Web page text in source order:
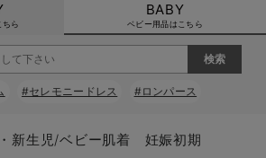
ー・新生児） ベビーチェア（ハイローチェア）・ベビーラック
やりグッズ
ス
戻る
送料無料アイテム全て
ワンピース
戻る
ブラキャミ おまとめ
戻る
【37周年祭セール】
【37周年祭セール】
戻る
気温差別オススメア
【15℃】3月下旬～
戻る
動きやすく着回しで
戻る
強撚スムース(コスパ
戻る
マタニティウェア
【おまとめ割】パジ
戻る
こだわりの履き心地
カジュアル
戻る
ジャケット派
戻る
出産準備応援割全て
マタニティパジャマ
戻る
【オフィスカジュア
戻る
レギンスタイプ
戻る
【フォーマル】ワン
戻る
【ベビー】長袖
戻る
ハンカチ
戻る
快適ウェア10%OFF
戻る
春のマタニティワン
セットアップ・ レイ
戻る
Gift Selection 出産
〜3,000円（税込）
戻る
冬の冷え対策インナ
薄くてあったか
戻る
入院準備の持ち物チ
入院してすぐ使うグ
戻る
冬のあったか特集全て
【冬のあったか特集
ら
BABY
ベビー用品はこちら
#セレモニードレス #ロンパース
新生児/ベビー肌着 妊娠初期
閉じる